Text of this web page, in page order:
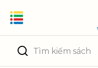
Tìm
kiếm: